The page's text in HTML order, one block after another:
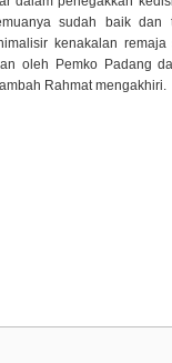
sudah baik dan
kenakalan
oleh Pemko Padang
Rahmat mengakhiri.